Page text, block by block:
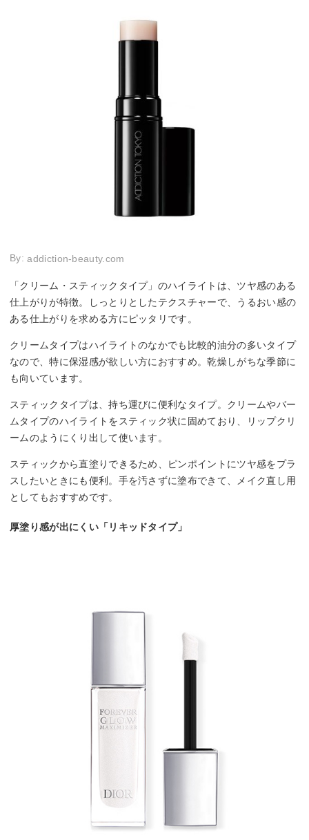
By:addiction-beauty.com
「クリーム・スティックタイプ」のハイライトは、ツヤ感のある
仕上がりが特徴。しっとりとしたテクスチャーで、うるおい感の
ある仕上がりを求める方にピッタリです。
クリームタイプはハイライトのなかでも比較的油分の多いタイプ
なので、特に保湿感が欲しい方におすすめ。乾燥しがちな季節に
も向いています。
スティックタイプは、持ち運びに便利なタイプ。クリームやバー
ムタイプのハイライトをスティック状に固めており、リップクリ
ームのようにくり出して使います。
スティックから直塗りできるため、ピンポイントにツヤ感をプラ
スしたいときにも便利。手を汚さずに塗布できて、メイク直し用
としてもおすすめです。
厚塗り感が出にくい「リキッドタイプ」